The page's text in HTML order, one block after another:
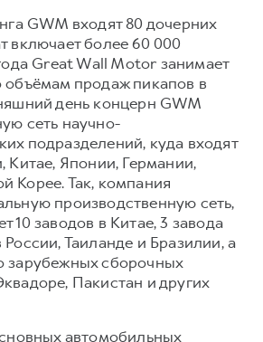
GWM входят 80 дочерних
включает более 60 000
Great Wall Motor занимает
объёмам продаж пикапов в
день концерн GWM
сеть научно-
подразделений, куда входят
Китае, Японии, Германии,
Корее. Так, компания
производственную сеть,
10 заводов в Китае, 3 завода
Таиланде и Бразилии, а
зарубежных сборочных
Пакистан и других
автомобильных